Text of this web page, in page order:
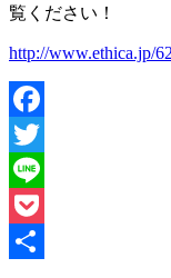
覧ください！
http://www.ethica.jp/
Facebook
Twitter
Line
Pocket